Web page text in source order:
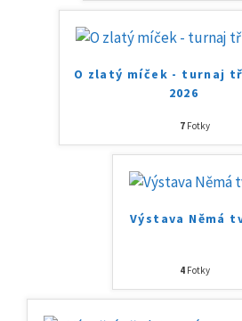
O zlatý míček - turnaj
2026
7 Fotky
Výstava Němá
4 Fotky